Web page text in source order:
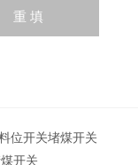
位开关堵煤开关
开关